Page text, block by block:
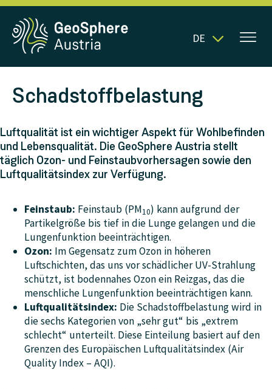
DE
Schadstoffbelastung
Luftqualität ist ein wichtiger Aspekt für Wohlbefinden
und Lebensqualität. Die GeoSphere Austria stellt
täglich Ozon- und Feinstaubvorhersagen sowie den
Luftqualitätsindex zur Verfügung.
Feinstaub: Feinstaub (PM10) kann aufgrund der
Partikelgröße bis tief in die Lunge gelangen und die
Lungenfunktion beeinträchtigen.
Ozon: Im Gegensatz zum Ozon in höheren
Luftschichten, das uns vor schädlicher UV-Strahlung
schützt, ist bodennahes Ozon ein Reizgas, das die
menschliche Lungenfunktion beeinträchtigen kann.
Luftqualitätsindex: Die Schadstoffbelastung wird in
die sechs Kategorien von „sehr gut“ bis „extrem
schlecht“ unterteilt. Diese Einteilung basiert auf den
Grenzen des Europäischen Luftqualitätsindex (Air
Quality Index – AQI).